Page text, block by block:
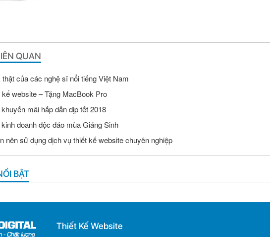
QUAN
thật của các nghệ sĩ nổi tiếng Việt Nam
kế website – Tặng MacBook Pro
mãi hấp dẫn dịp tết 2018
doanh độc đáo mùa Giáng Sinh
nên sử dụng dịch vụ thiết kế website chuyên nghiệp
BẬT
Thiết Kế Website